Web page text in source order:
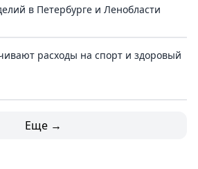
в Петербурге и Ленобласти
расходы на спорт и здоровый
Еще →